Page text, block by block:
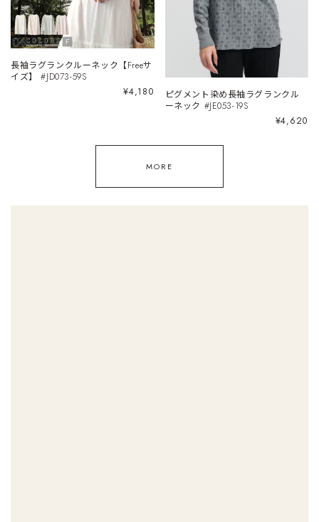
長袖ラグランクルーネック【Freeサ
イズ】 #JD073-59S
¥4,180
ピグメント染め長袖ラグランクル
ーネック #JE053-19S
¥4,620
MORE